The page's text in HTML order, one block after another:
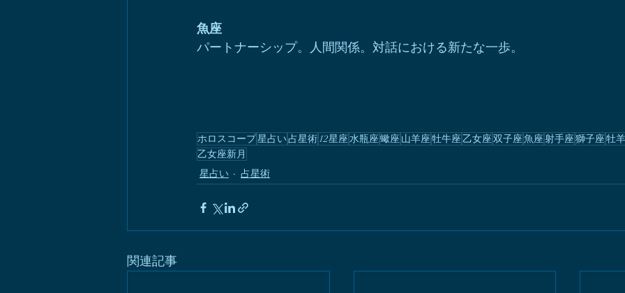
魚座
パートナーシップ。人間関係。対話における新たな一歩。
ホロスコープ星占い占星術12星座水瓶座蠍座 山羊座牡牛座乙女座双子座魚座射手座獅子座牡
乙女座新月
星占い
占星術
関連記事